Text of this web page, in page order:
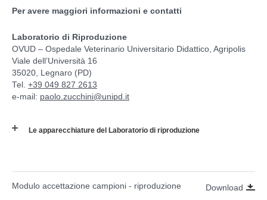
Per avere maggiori informazioni e contatti
Laboratorio di Riproduzione
OVUD – Ospedale Veterinario Universitario Didattico, Agripolis
Viale dell’Università 16
35020, Legnaro (PD)
Tel. +39 049 827 2613
e-mail: paolo.zucchini@unipd.it
Le apparecchiature del Laboratorio di riproduzione
Modulo accettazione campioni - riproduzione Download